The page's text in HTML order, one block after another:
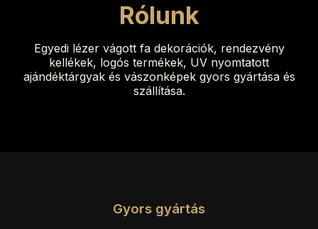
Rólunk
Egyedi lézer vágott fa dekorációk, rendezvény
kellékek, logós termékek, UV nyomtatott
ajándéktárgyak és vászonképek gyors gyártása és
szállítása.
Gyors gyártás